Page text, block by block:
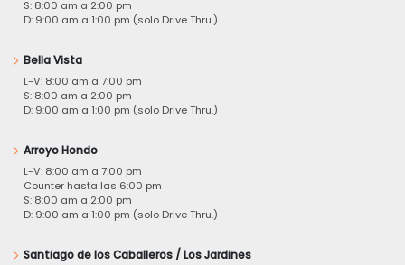
S: 8:00 am a 2:00 pm
D: 9:00 am a 1:00 pm (solo Drive Thru.)
Bella Vista
L-V: 8:00 am a 7:00 pm
S: 8:00 am a 2:00 pm
D: 9:00 am a 1:00 pm (solo Drive Thru.)
Arroyo Hondo
L-V: 8:00 am a 7:00 pm
Counter hasta las 6:00 pm
S: 8:00 am a 2:00 pm
D: 9:00 am a 1:00 pm (solo Drive Thru.)
Santiago de los Caballeros / Los Jardines